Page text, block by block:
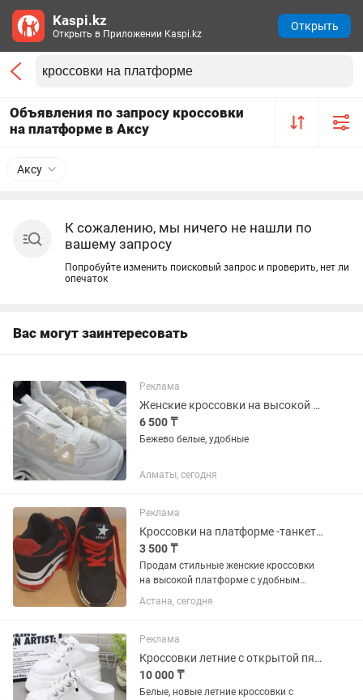
Объявления по запросу кроссовки
на платформе в Аксу
Аксу
К сожалению, мы ничего не нашли по
вашему запросу
Попробуйте изменить поисковый запрос и проверить, нет ли
опечаток
Вас могут заинтересовать
Реклама
Женские кроссовки на высокой платформе
6 500 ₸
Бежево белые, удобные
Алматы, сегодня
Реклама
Кроссовки на платформе -танкетке, размер 36,5
3 500 ₸
Продам стильные женские кроссовки
на высокой платформе с удобным
подъемом. Цвет черный с красными
вставками и шнурками. Легкие,
джинсами, спортивной одеждой и...
Астана, сегодня
Реклама
Кроссовки летние с открытой пяткой
10 000 ₸
Белые, новые летние кроссовки с
Kaspi.kz
Открыть в Приложении Kaspi.kz
Открыть